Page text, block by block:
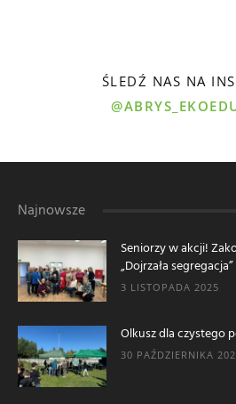
ŚLEDŹ NAS NA
Najnowsze
Seniorzy w akcji!
„Dojrzała segregacja”
3 LISTOPADA 2025
Olkusz dla czystego
30 PAŹDZIERNIKA